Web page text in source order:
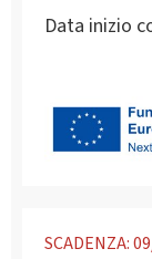
Data inizio
SCADENZA: